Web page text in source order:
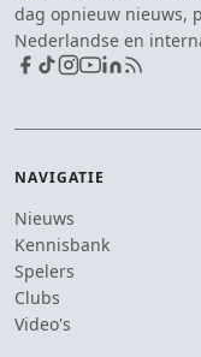
dag opnieuw nieuws,
Nederlandse en
NAVIGATIE
Nieuws
Kennisbank
Spelers
Clubs
Video's